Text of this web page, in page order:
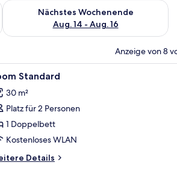
Aug. 7 - Aug. 9.
Nächstes Wochenende
Aug. 14 - Aug. 16
Überprüfe die Verfügbarkeit für
Anzeige von 8
| Minibar, Schreibtisch, Verdunkelungsvorhänge,
Minibar,
8 Standard
30 m²
Platz für 2 Personen
1 Doppelbett
Kostenloses WLAN
Details